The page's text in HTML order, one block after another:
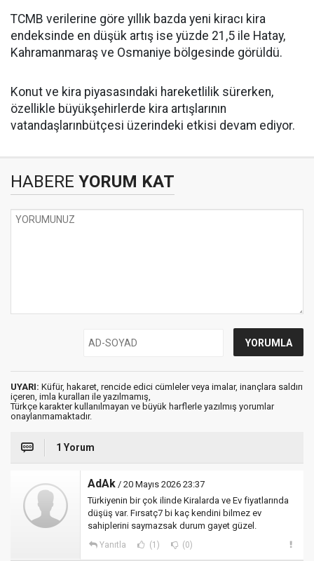
TCMB verilerine göre yıllık bazda yeni kiracı kira
endeksinde en düşük artış ise yüzde 21,5 ile Hatay,
Kahramanmaraş ve Osmaniye bölgesinde görüldü.
Konut ve kira piyasasındaki hareketlilik sürerken,
özellikle büyükşehirlerde kira artışlarının
vatandaşlarınbütçesi üzerindeki etkisi devam ediyor.
HABERE YORUM KAT
UYARI: Küfür, hakaret, rencide edici cümleler veya imalar, inançlara saldırı
içeren, imla kuralları ile yazılmamış,
Türkçe karakter kullanılmayan ve büyük harflerle yazılmış yorumlar
onaylanmamaktadır.
1 Yorum
AdAk / 20 Mayıs 2026 23:37
Türkiyenin bir çok ilinde Kiralarda ve Ev fiyatlarında
düşüş var. Fırsatç7 bi kaç kendini bilmez ev
sahiplerini saymazsak durum gayet güzel.
Yanıtla (1) (0)